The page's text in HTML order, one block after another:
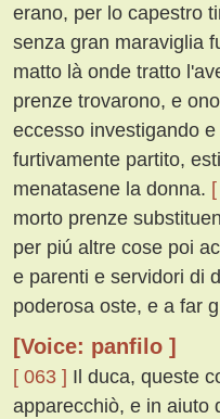
erano, per lo capestro
senza gran maraviglia
matto là onde tratto
prenze trovarono, e
eccesso investigando
furtivamente partito,
menatasene la donna.
morto prenze
per piú altre cose poi
e parenti e servidori di
poderosa oste, e a far
[Voice: panfilo ]
[ 063 ] Il duca, queste
apparecchiò, e in aiuto